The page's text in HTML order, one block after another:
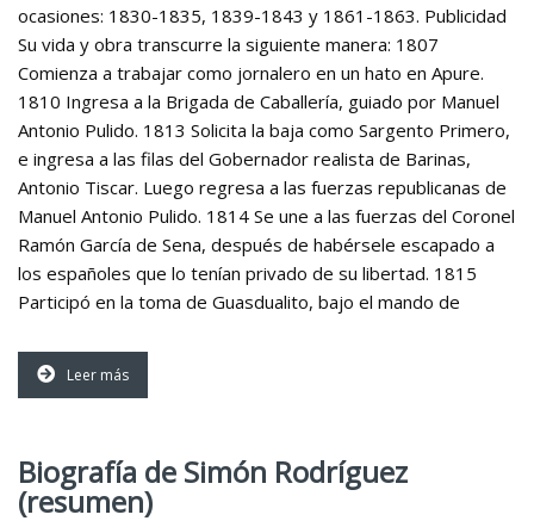
ocasiones: 1830-1835, 1839-1843 y 1861-1863. Publicidad
Su vida y obra transcurre la siguiente manera: 1807
Comienza a trabajar como jornalero en un hato en Apure.
1810 Ingresa a la Brigada de Caballería, guiado por Manuel
Antonio Pulido. 1813 Solicita la baja como Sargento Primero,
e ingresa a las filas del Gobernador realista de Barinas,
Antonio Tiscar. Luego regresa a las fuerzas republicanas de
Manuel Antonio Pulido. 1814 Se une a las fuerzas del Coronel
Ramón García de Sena, después de habérsele escapado a
los españoles que lo tenían privado de su libertad. 1815
Participó en la toma de Guasdualito, bajo el mando de
Leer más
Biografía de Simón Rodríguez
(resumen)